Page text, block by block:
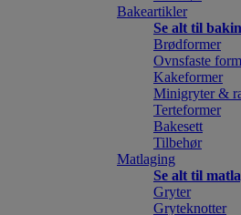
Bakeartikler
Se alt til
Brødformer
Ovnsfaste
Kakeformer
Minigryter &
Terteformer
Bakesett
Tilbehør
Matlaging
Se alt til
Gryter
Gryteknotter